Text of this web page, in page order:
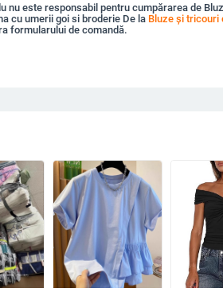
nu este responsabil pentru cumpărarea de
cu umerii goi si broderie De la Bluze și tricouri
formularului de comandă.